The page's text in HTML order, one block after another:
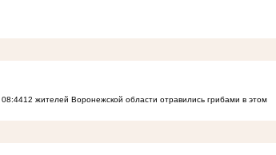
08:4412 жителей Воронежской области отравились грибами в этом